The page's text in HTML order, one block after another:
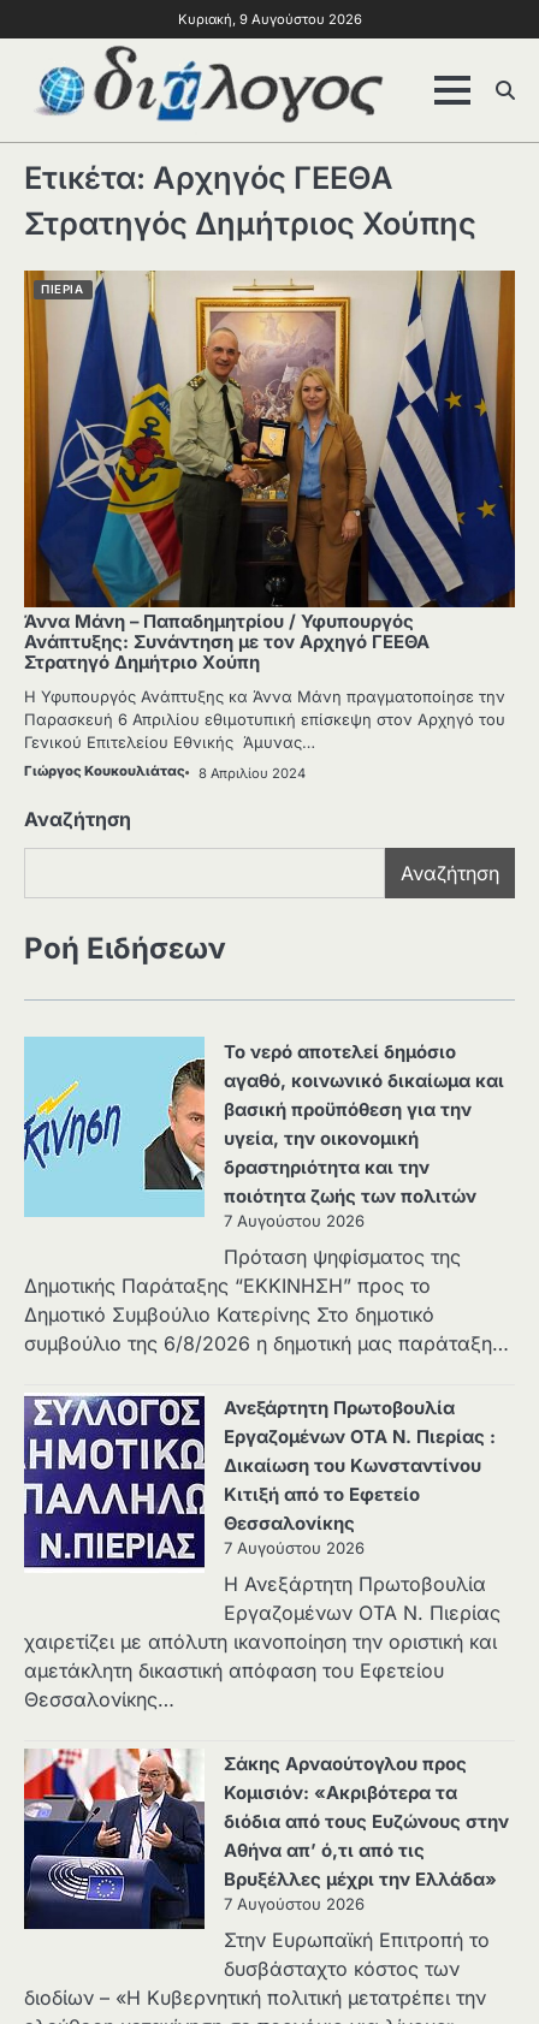
Κυριακή, 9 Αυγούστου 2026
Ετικέτα: Αρχηγός ΓΕΕΘΑ
Στρατηγός Δημήτριος Χούπης
ΠΙΕΡΙΑ
Άννα Μάνη – Παπαδημητρίου / Υφυπουργός
Ανάπτυξης: Συνάντηση με τον Αρχηγό ΓΕΕΘΑ
Στρατηγό Δημήτριο Χούπη
Η Υφυπουργός Ανάπτυξης κα Άννα Μάνη πραγματοποίησε την
Παρασκευή 6 Απριλίου εθιμοτυπική επίσκεψη στον Αρχηγό του
Γενικού Επιτελείου Εθνικής Άμυνας…
Γιώργος Κουκουλιάτας 8 Απριλίου 2024
Αναζήτηση
Αναζήτηση
Ροή Ειδήσεων
Το νερό αποτελεί δημόσιο
αγαθό, κοινωνικό δικαίωμα και
βασική προϋπόθεση για την
υγεία, την οικονομική
δραστηριότητα και την
ποιότητα ζωής των πολιτών
7 Αυγούστου 2026
Πρόταση ψηφίσματος της
Δημοτικής Παράταξης “ΕΚΚΙΝΗΣΗ” προς το
Δημοτικό Συμβούλιο Κατερίνης Στο δημοτικό
συμβούλιο της 6/8/2026 η δημοτική μας παράταξη…
Ανεξάρτητη Πρωτοβουλία
Εργαζομένων ΟΤΑ Ν. Πιερίας :
Δικαίωση του Κωνσταντίνου
Κιτιξή από το Εφετείο
Θεσσαλονίκης
7 Αυγούστου 2026
Η Ανεξάρτητη Πρωτοβουλία
Εργαζομένων ΟΤΑ Ν. Πιερίας
χαιρετίζει με απόλυτη ικανοποίηση την οριστική και
αμετάκλητη δικαστική απόφαση του Εφετείου
Θεσσαλονίκης…
Σάκης Αρναούτογλου προς
Κομισιόν: «Ακριβότερα τα
διόδια από τους Ευζώνους στην
Αθήνα απ’ ό,τι από τις
Βρυξέλλες μέχρι την Ελλάδα»
7 Αυγούστου 2026
Στην Ευρωπαϊκή Επιτροπή το
δυσβάσταχτο κόστος των
διοδίων – «Η Κυβερνητική πολιτική μετατρέπει την